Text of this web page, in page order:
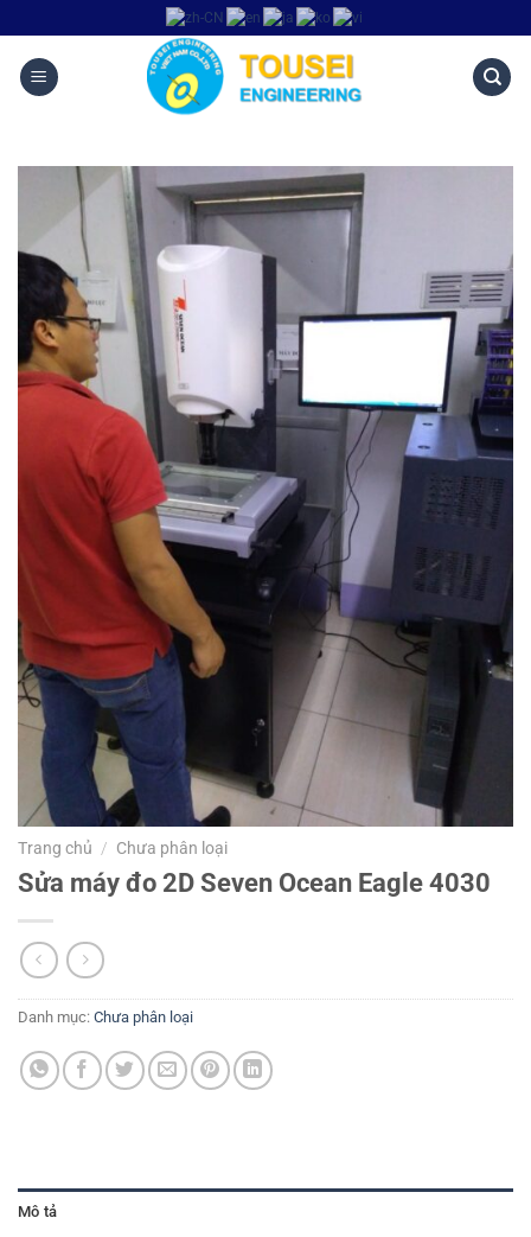
Trang chủ / Chưa phân loại
Sửa máy đo 2D Seven Ocean Eagle 4030
Danh mục: Chưa phân loại
Mô tả